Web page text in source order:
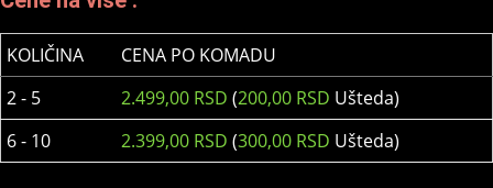
KOLIČINA
CENA PO KOMADU
2 - 5
2.499,00 RSD (200,00 RSD Ušteda)
6 - 10
2.399,00 RSD (300,00 RSD Ušteda)